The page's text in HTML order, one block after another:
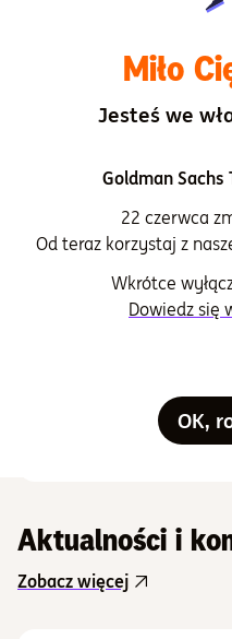
dla czynników
Prospekt
Tabela opłat
Ujawnienie
Zrównoważowy rozwój
Aktualności i
Zobacz więcej
Miło
Jesteś we
Goldman Sachs
22 czerwca
Od teraz korzystaj z
Wkrótce
Dowiedz się
OK,